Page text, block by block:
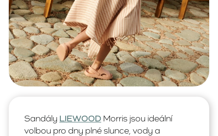
Sandály LIEWOOD Morris jsou ideální
volbou pro dny plné slunce, vody a